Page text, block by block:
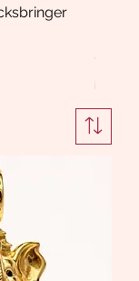
Preis
189,00